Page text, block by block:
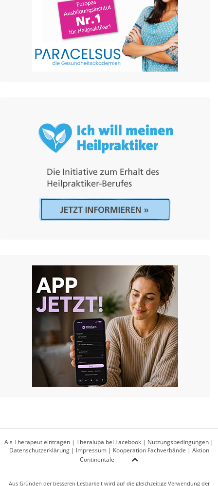
Als Therapeut eintragen | Theralupa bei Facebook | Nutzungsbedingungen |
Datenschutzerklärung| Impressum| Kooperation Fachverbände | Aktion
Continentale
Aus Gründen der besseren Lesbarkeit wird auf die gleichzeitige Verwendung der